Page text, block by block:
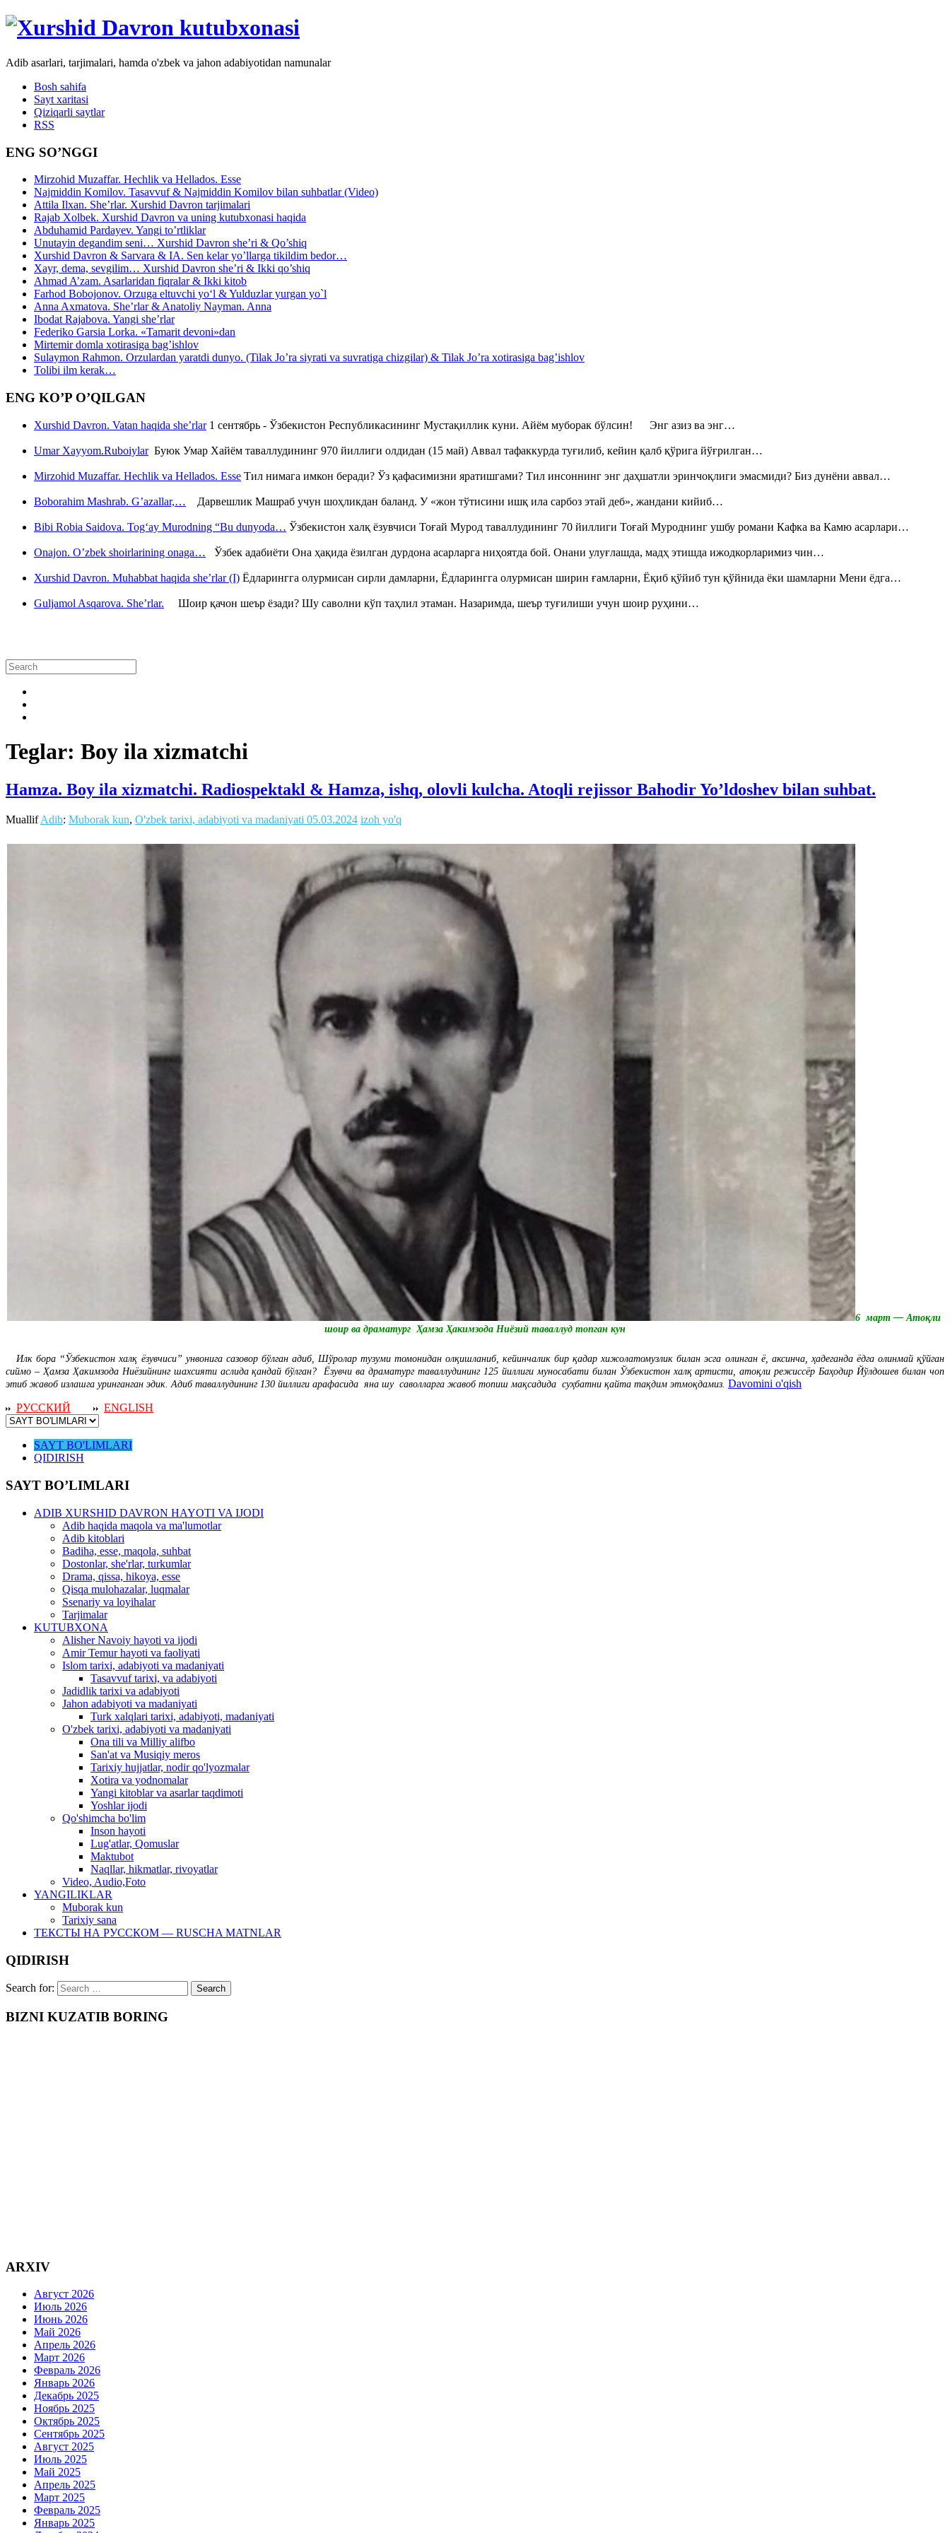
Adib asarlari, tarjimalari, hamda o'zbek va jahon adabiyotidan namunalar
Bosh sahifa
Sayt xaritasi
Qiziqarli saytlar
RSS
ENG SO’NGGI
Mirzohid Muzaffar. Hechlik va Hellados. Esse
Najmiddin Komilov. Tasavvuf & Najmiddin Komilov bilan suhbatlar (Video)
Attila Ilxan. She’rlar. Xurshid Davron tarjimalari
Rajab Xolbek. Xurshid Davron va uning kutubxonasi haqida
Abduhamid Pardayev. Yangi to’rtliklar
Unutayin degandim seni… Xurshid Davron she’ri & Qo’shiq
Xurshid Davron & Sarvara & IA. Sen kelar yo’llarga tikildim bedor…
Xayr, dema, sevgilim… Xurshid Davron she’ri & Ikki qo’shiq
Ahmad A’zam. Asarlaridan fiqralar & Ikki kitob
Farhod Bobojonov. Orzuga eltuvchi yo‘l & Yulduzlar yurgan yo`l
Anna Axmatova. She’rlar & Anatoliy Nayman. Anna
Ibodat Rajabova. Yangi she’rlar
Federiko Garsia Lorka. «Tamarit devoni»dan
Mirtemir domla xotirasiga bag’ishlov
Sulaymon Rahmon. Orzulardan yaratdi dunyo. (Tilak Jo’ra siyrati va suvratiga chizgilar) & Tilak Jo’ra xotirasiga bag’ishlov
Tolibi ilm kerak…
ENG KO’P O’QILGAN
Xurshid Davron. Vatan haqida she’rlar1 сентябрь - Ўзбекистон Республикасининг Мустақиллик куни. Айём муборак бўлсин! Энг азиз ва энг…
Umar Xayyom.RuboiylarБуюк Умар Хайём таваллудининг 970 йиллиги олдидан (15 май) Аввал тафаккурда туғилиб, кейин қалб қўрига йўғрилган…
Mirzohid Muzaffar. Hechlik va Hellados. Esse Тил нимага имкон беради? Ўз қафасимизни яратишгами? Тил инсоннинг энг даҳшатли эринчоқлиги эмасмиди? Биз дунёни аввал…
Boborahim Mashrab. G’azallar,… Дарвешлик Машраб учун шоҳликдан баланд. У «жон тўтисини ишқ ила сарбоз этай деб», жандани кийиб…
Bibi Robia Saidova. Tog‘ay Murodning “Bu dunyoda… Ўзбекистон халқ ёзувчиси Тоғай Мурод таваллудининг 70 йиллиги Тоғай Муроднинг ушбу романи Кафка ва Камю асарлари…
Onajon. O’zbek shoirlarining onaga… Ўзбек адабиёти Она ҳақида ёзилган дурдона асарларга ниҳоятда бой. Онани улуғлашда, мадҳ этишда ижодкорларимиз чин…
Xurshid Davron. Muhabbat haqida she’rlar (I) Ёдларингга олурмисан сирли дамларни, Ёдларингга олурмисан ширин ғамларни, Ёқиб қўйиб тун қўйнида ёки шамларни Мени ёдга…
Guljamol Asqarova. She’rlar. Шоир қачон шеър ёзади? Шу саволни кўп таҳлил этаман. Назаримда, шеър туғилиши учун шоир руҳини…
Teglar: Boy ila xizmatchi
Hamza. Boy ila xizmatchi. Radiospektakl & Hamza, ishq, olovli kulcha. Atoqli rejissor Bahodir Yo’ldoshev bilan suhbat.
MuallifAdib: Muborak kun, O'zbek tarixi, adabiyoti va madaniyati 05.03.2024 izoh yo'q
6 март — Атоқли
шоир ва драматург Ҳамза Ҳакимзода Ниёзий таваллуд топган кун
Илк бора “Ўзбекистон халқ ёзувчиси” унвонига сазовор бўлган адиб, Шўролар тузуми томонидан олқишланиб, кейинчалик бир қадар хижолатомузлик билан эсга олинган ё, аксинча, ҳадеганда ёдга олинмай қўйган
сиймо – Ҳамза Ҳакимзода Ниёзийнинг шахсияти аслида қандай бўлган? Ёзувчи ва драматург таваллудининг 125 йиллиги муносабати билан Ўзбекистон халқ артисти, атоқли режиссёр Баҳодир Йўлдошев билан чоп
этиб жавоб излашга уринганган эдик. Адиб таваллудининг 130 йиллиги арафасида яна шу саволларга жавоб топиш мақсадида суҳбатни қайта тақдим этмоқдамиз. Davomini o'qish
РУССКИЙ
ENGLISH
SAYT BO'LIMLARI
QIDIRISH
SAYT BO’LIMLARI
ADIB XURSHID DAVRON HAYOTI VA IJODI
Adib haqida maqola va ma'lumotlar
Adib kitoblari
Badiha, esse, maqola, suhbat
Dostonlar, she'rlar, turkumlar
Drama, qissa, hikoya, esse
Qisqa mulohazalar, luqmalar
Ssenariy va loyihalar
Tarjimalar
KUTUBXONA
Alisher Navoiy hayoti va ijodi
Amir Temur hayoti va faoliyati
Islom tarixi, adabiyoti va madaniyati
Tasavvuf tarixi, va adabiyoti
Jadidlik tarixi va adabiyoti
Jahon adabiyoti va madaniyati
Turk xalqlari tarixi, adabiyoti, madaniyati
O'zbek tarixi, adabiyoti va madaniyati
Ona tili va Milliy alifbo
San'at va Musiqiy meros
Tarixiy hujjatlar, nodir qo'lyozmalar
Xotira va yodnomalar
Yangi kitoblar va asarlar taqdimoti
Yoshlar ijodi
Qo'shimcha bo'lim
Inson hayoti
Lug'atlar, Qomuslar
Maktubot
Naqllar, hikmatlar, rivoyatlar
Video, Audio,Foto
YANGILIKLAR
Muborak kun
Tarixiy sana
ТЕКСТЫ НА РУССКОМ — RUSCHA MATNLAR
QIDIRISH
Search for:
BIZNI KUZATIB BORING
ARXIV
Август 2026
Июль 2026
Июнь 2026
Май 2026
Апрель 2026
Март 2026
Февраль 2026
Январь 2026
Декабрь 2025
Ноябрь 2025
Октябрь 2025
Сентябрь 2025
Август 2025
Июль 2025
Май 2025
Апрель 2025
Март 2025
Февраль 2025
Январь 2025